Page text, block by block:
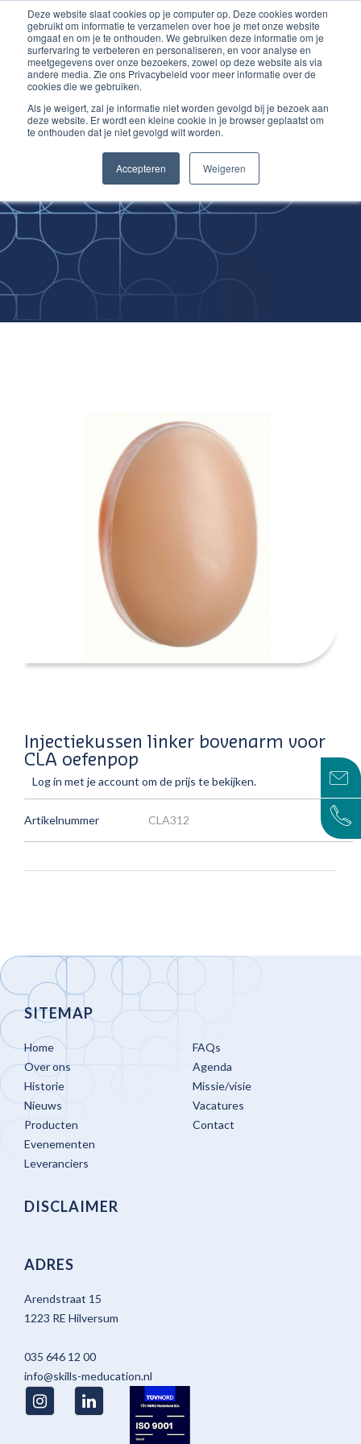
Deze website slaat cookies op je computer op. Deze cookies worden
gebruikt om informatie te verzamelen over hoe je met onze website
omgaat en om je te onthouden. We gebruiken deze informatie om je
surfervaring te verbeteren en personaliseren, en voor analyse en
meetgegevens over onze bezoekers, zowel op deze website als via
andere media. Zie ons Privacybeleid voor meer informatie over de
cookies die we gebruiken.
Als je weigert, zal je informatie niet worden gevolgd bij je bezoek aan
deze website. Er wordt een kleine cookie in je browser geplaatst om
te onthouden dat je niet gevolgd wilt worden.
Accepteren Weigeren
Inloggen account
Ga
naar
de
inhoud
Improving
Medical Skills
Injectiekussen linker bovenarm voor
CLA oefenpop
Log in met je account om de prijs te bekijken.
Artikelnummer CLA312
SITEMAP
Home
Over ons
Historie
Nieuws
Producten
Evenementen
Leveranciers
FAQs
Agenda
Missie/visie
Vacatures
Contact
DISCLAIMER
ADRES
Arendstraat 15
1223 RE Hilversum
035 646 12 00
info@skills-meducation.nl